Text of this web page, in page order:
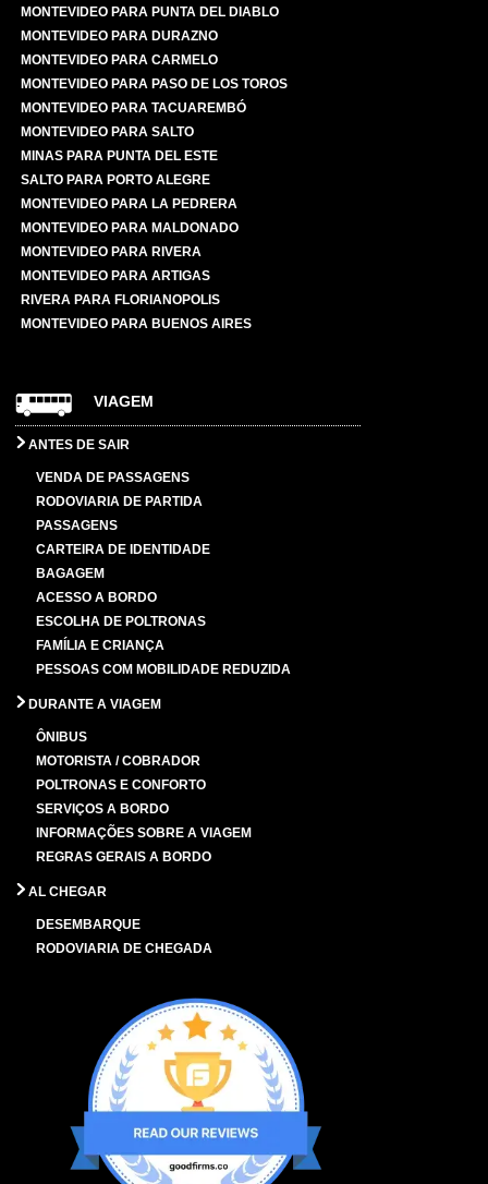
MONTEVIDEO PARA PUNTA DEL DIABLO
MONTEVIDEO PARA DURAZNO
MONTEVIDEO PARA CARMELO
MONTEVIDEO PARA PASO DE LOS TOROS
MONTEVIDEO PARA TACUAREMBÓ
MONTEVIDEO PARA SALTO
MINAS PARA PUNTA DEL ESTE
SALTO PARA PORTO ALEGRE
MONTEVIDEO PARA LA PEDRERA
MONTEVIDEO PARA MALDONADO
MONTEVIDEO PARA RIVERA
MONTEVIDEO PARA ARTIGAS
RIVERA PARA FLORIANOPOLIS
MONTEVIDEO PARA BUENOS AIRES
VIAGEM
ANTES DE SAIR
VENDA DE PASSAGENS
RODOVIARIA DE PARTIDA
PASSAGENS
CARTEIRA DE IDENTIDADE
BAGAGEM
ACESSO A BORDO
ESCOLHA DE POLTRONAS
FAMÍLIA E CRIANÇA
PESSOAS COM MOBILIDADE REDUZIDA
DURANTE A VIAGEM
ÔNIBUS
MOTORISTA / COBRADOR
POLTRONAS E CONFORTO
SERVIÇOS A BORDO
INFORMAÇÕES SOBRE A VIAGEM
REGRAS GERAIS A BORDO
AL CHEGAR
DESEMBARQUE
RODOVIARIA DE CHEGADA